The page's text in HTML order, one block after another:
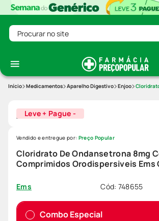
Procurar no site
Medicamentos Aparelho Digestivo Enjoo
Leve + Pague -
Cloridrato De Ondansetrona 8mg
Comprimidos Orodispersiveis Ems
Ems Cód: 748655
Vendido e entregue por: Preço Popular
Combo Especial